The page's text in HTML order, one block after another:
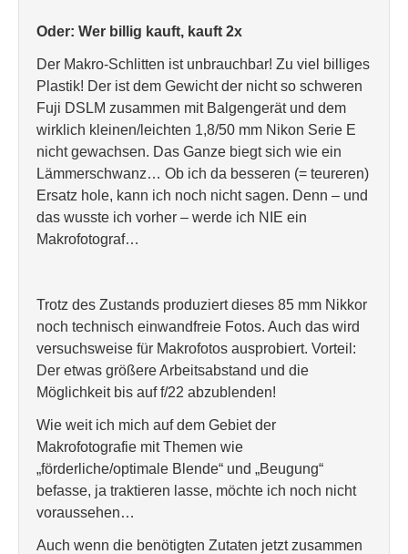
Oder: Wer billig kauft, kauft 2x
Der Makro-Schlitten ist unbrauchbar! Zu viel billiges
Plastik! Der ist dem Gewicht der nicht so schweren
Fuji DSLM zusammen mit Balgengerät und dem
wirklich kleinen/leichten 1,8/50 mm Nikon Serie E
nicht gewachsen. Das Ganze biegt sich wie ein
Lämmerschwanz… Ob ich da besseren (= teureren)
Ersatz hole, kann ich noch nicht sagen. Denn – und
das wusste ich vorher – werde ich NIE ein
Makrofotograf…
Trotz des Zustands produziert dieses 85 mm Nikkor
noch technisch einwandfreie Fotos. Auch das wird
versuchsweise für Makrofotos ausprobiert. Vorteil:
Der etwas größere Arbeitsabstand und die
Möglichkeit bis auf f/22 abzublenden!
Wie weit ich mich auf dem Gebiet der
Makrofotografie mit Themen wie
„förderliche/optimale Blende“ und „Beugung“
befasse, ja traktieren lasse, möchte ich noch nicht
voraussehen…
Auch wenn die benötigten Zutaten jetzt zusammen